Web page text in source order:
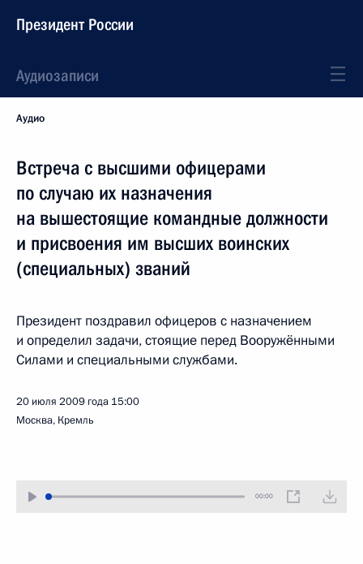
Президент России
Аудиозаписи
Аудио
Встреча с высшими офицерами
по случаю их назначения
на вышестоящие командные должности
и присвоения им высших воинских
(специальных) званий
Президент поздравил офицеров с назначением
и определил задачи, стоящие перед Вооружёнными
Силами и специальными службами.
20 июля 2009 года 15:00
Москва, Кремль
00:00